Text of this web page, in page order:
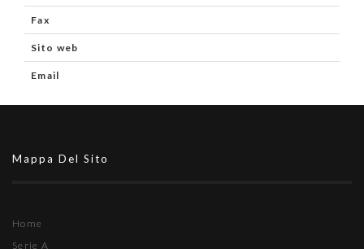
Fax
Sito web
Email
Mappa Del Sito
Home
Serie A